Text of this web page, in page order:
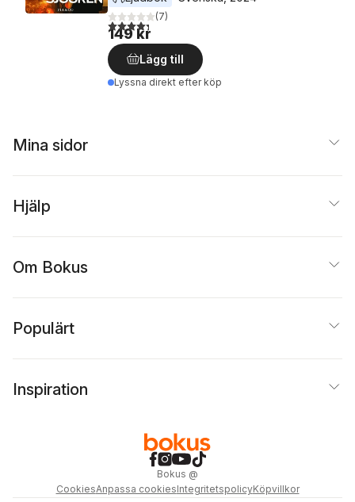
4,3utav 5 stjärnor. Totalt antal röster:
(7)
149 kr
Lägg till
Lyssna direkt efter köp
Mina sidor
Hjälp
Om Bokus
Populärt
Inspiration
Bokus @
CookiesAnpassa cookiesIntegritetspolicyKöpvillkor